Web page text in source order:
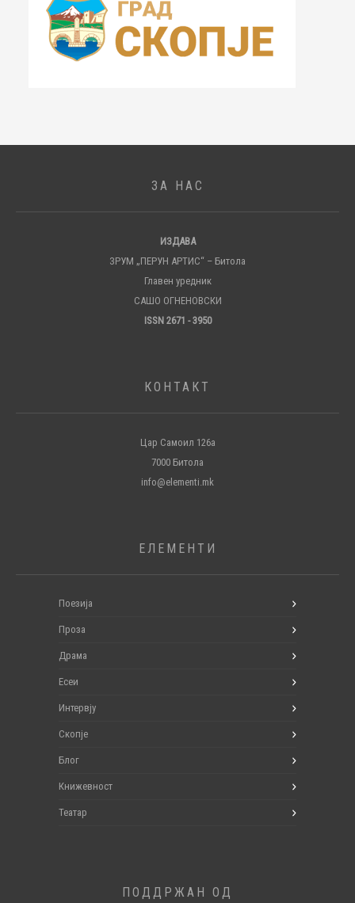
ЗА НАС
ИЗДАВА
ЗРУМ „ПЕРУН АРТИС“ – Битола
Главен уредник
САШО ОГНЕНОВСКИ
ISSN 2671 - 3950
КОНТАКТ
Цар Самоил 126а
7000 Битола
info@elementi.mk
ЕЛЕМЕНТИ
Поезија
Проза
Драма
Есеи
Интервју
Скопје
Блог
Книжевност
Театар
ПОДДРЖАН ОД